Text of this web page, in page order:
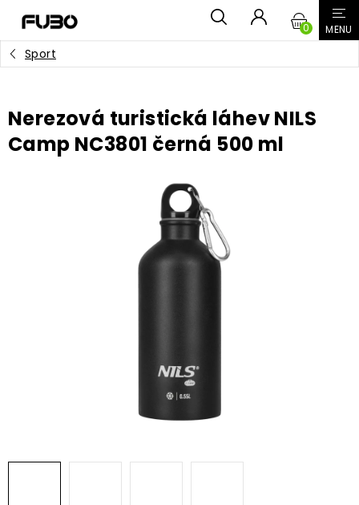
obsah
Sport
Nerezová turistická láhev NILS
Camp NC3801 černá 500 ml